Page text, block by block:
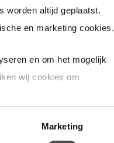
worden altijd geplaatst.
en marketing cookies.
en om het mogelijk
wij cookies om
over u en volgen wij
Marketing
u wie uw netbeheerder is.
Ja